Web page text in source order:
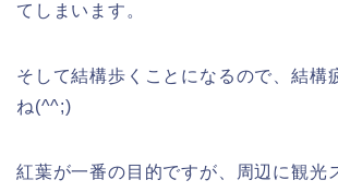
てしまいます。
そして結構歩くことになるので、結構
ね(^^;)
紅葉が一番の目的ですが、周辺に観光